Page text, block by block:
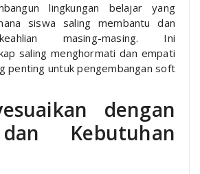
lingkungan belajar yang
siswa saling membantu dan
masing-masing. Ini
saling menghormati dan empati
penting untuk pengembangan soft
dengan
Kebutuhan